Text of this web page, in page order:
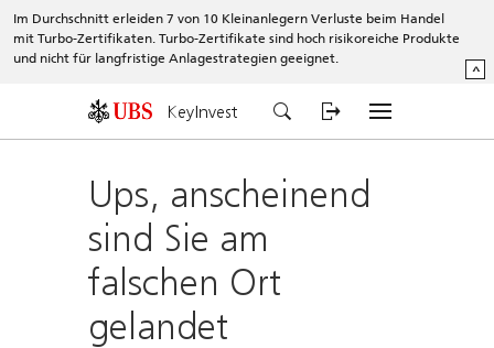
Im Durchschnitt erleiden 7 von 10 Kleinanlegern Verluste beim Handel
mit Turbo-Zertifikaten. Turbo-Zertifikate sind hoch risikoreiche Produkte
und nicht für langfristige Anlagestrategien geeignet.
^
KeyInvest
Ups, anscheinend
sind Sie am
falschen Ort
gelandet